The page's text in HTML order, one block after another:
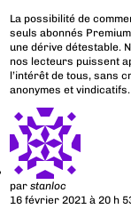
La possibilité de
seuls abonnés
une dérive détestable.
nos lecteurs puissent
l’intérêt de tous, sans
anonymes et vindicatifs.
parstanloc
16 février 2021 à 20 h